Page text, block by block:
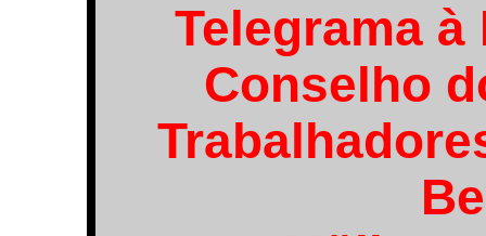
Telegrama
Conselho